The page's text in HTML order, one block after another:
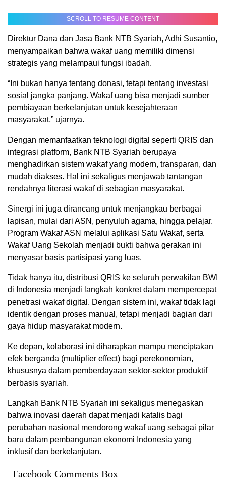
SCROLL TO RESUME CONTENT
Direktur Dana dan Jasa Bank NTB Syariah, Adhi Susantio,
menyampaikan bahwa wakaf uang memiliki dimensi
strategis yang melampaui fungsi ibadah.
“Ini bukan hanya tentang donasi, tetapi tentang investasi
sosial jangka panjang. Wakaf uang bisa menjadi sumber
pembiayaan berkelanjutan untuk kesejahteraan
masyarakat,” ujarnya.
Dengan memanfaatkan teknologi digital seperti QRIS dan
integrasi platform, Bank NTB Syariah berupaya
menghadirkan sistem wakaf yang modern, transparan, dan
mudah diakses. Hal ini sekaligus menjawab tantangan
rendahnya literasi wakaf di sebagian masyarakat.
Sinergi ini juga dirancang untuk menjangkau berbagai
lapisan, mulai dari ASN, penyuluh agama, hingga pelajar.
Program Wakaf ASN melalui aplikasi Satu Wakaf, serta
Wakaf Uang Sekolah menjadi bukti bahwa gerakan ini
menyasar basis partisipasi yang luas.
Tidak hanya itu, distribusi QRIS ke seluruh perwakilan BWI
di Indonesia menjadi langkah konkret dalam mempercepat
penetrasi wakaf digital. Dengan sistem ini, wakaf tidak lagi
identik dengan proses manual, tetapi menjadi bagian dari
gaya hidup masyarakat modern.
Ke depan, kolaborasi ini diharapkan mampu menciptakan
efek berganda (multiplier effect) bagi perekonomian,
khususnya dalam pemberdayaan sektor-sektor produktif
berbasis syariah.
Langkah Bank NTB Syariah ini sekaligus menegaskan
bahwa inovasi daerah dapat menjadi katalis bagi
perubahan nasional mendorong wakaf uang sebagai pilar
baru dalam pembangunan ekonomi Indonesia yang
inklusif dan berkelanjutan.
Facebook Comments Box